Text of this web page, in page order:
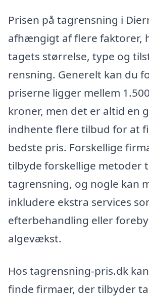
Prisen på tagrensning i
afhængigt af flere faktorer,
tagets størrelse, type og
rensning. Generelt kan du
priserne ligger mellem
kroner, men det er altid en
indhente flere tilbud for at
bedste pris. Forskellige
tilbyde forskellige metoder
tagrensning, og nogle kan
inkludere ekstra services
efterbehandling eller
algevækst.
Hos tagrensning-pris.dk
finde firmaer, der tilbyder